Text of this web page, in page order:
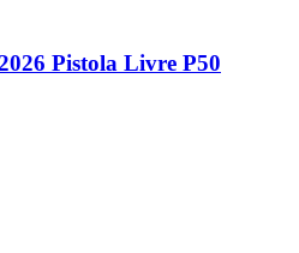
Pistola Livre P50